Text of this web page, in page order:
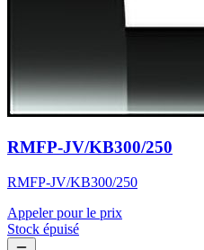
RMFP-JV/KB300/250
RMFP-JV/KB300/250
Appeler pour le prix
Stock épuisé